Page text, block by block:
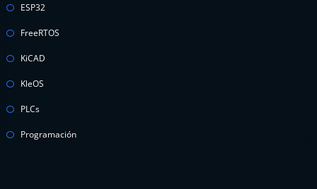
ESP32
FreeRTOS
KiCAD
KleOS
PLCs
Programación